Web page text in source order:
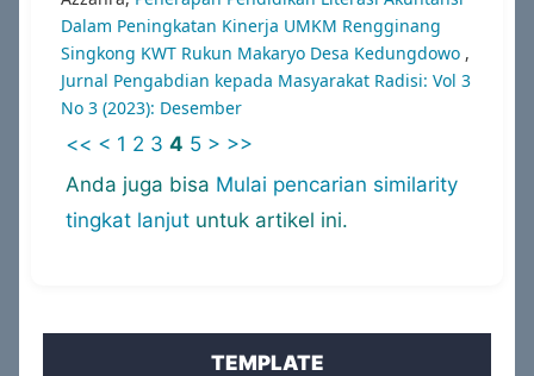
Dalam Peningkatan Kinerja UMKM Rengginang
Singkong KWT Rukun Makaryo Desa Kedungdowo ,
Jurnal Pengabdian kepada Masyarakat Radisi: Vol 3
No 3 (2023): Desember
<< < 1 2 3 4 5 > >>
Anda juga bisa Mulai pencarian similarity
tingkat lanjutuntuk artikel ini.
TEMPLATE